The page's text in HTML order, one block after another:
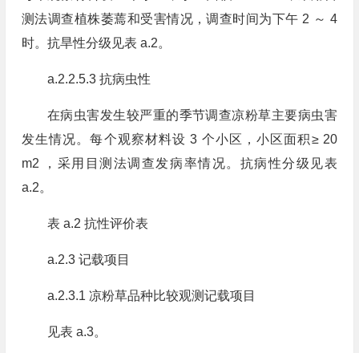
测法调查植株萎蔫和受害情况，调查时间为下午 2 ～ 4
时。抗旱性分级见表 a.2。
a.2.2.5.3 抗病虫性
在病虫害发生较严重的季节调查凉粉草主要病虫害
发生情况。每个观察材料设 3 个小区，小区面积≥ 20
m2 ，采用目测法调查发病率情况。抗病性分级见表
a.2。
表 a.2 抗性评价表
a.2.3 记载项目
a.2.3.1 凉粉草品种比较观测记载项目
见表 a.3。